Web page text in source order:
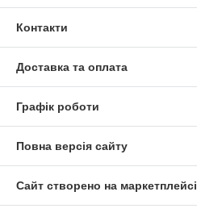
Контакти
Доставка та оплата
Графік роботи
Повна версія сайту
Сайт створено на маркетплейсі